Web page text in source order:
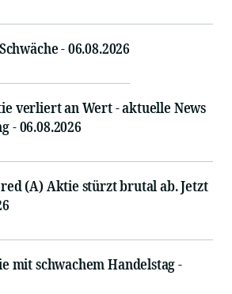
- 06.08.2026
verliert an Wert - aktuelle News
- 06.08.2026
(A) Aktie stürzt brutal ab. Jetzt
mit schwachem Handelstag -